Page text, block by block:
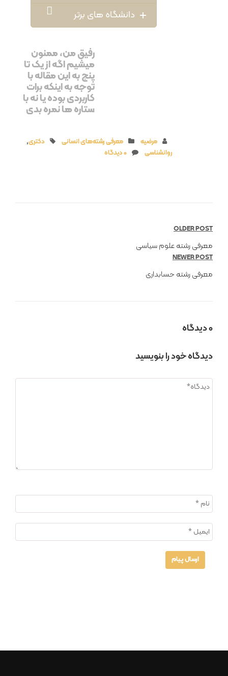
دانشگاه های برتر
رفیق من، ممنون
میشیم اگه از یک تا
پنج به این مقاله با
توجه به اینکه برات
کاربردی بوده یا نه با
ستاره ها نمره بدی
مرضیه معرفی رشته‌های انسانی دکتری,
روانشناسی
0 دیدگاه
OLDER POST
معرفی رشته علوم سیاسی
NEWER POST
معرفی رشته حسابداری
0 دیدگاه
دیدگاه خود را بنویسید